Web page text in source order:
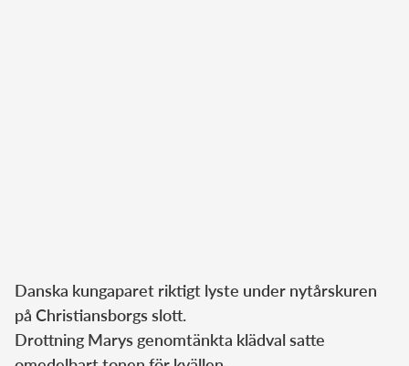
Danska kungaparet riktigt lyste under nytårskuren
på Christiansborgs slott.
Drottning Marys genomtänkta klädval satte